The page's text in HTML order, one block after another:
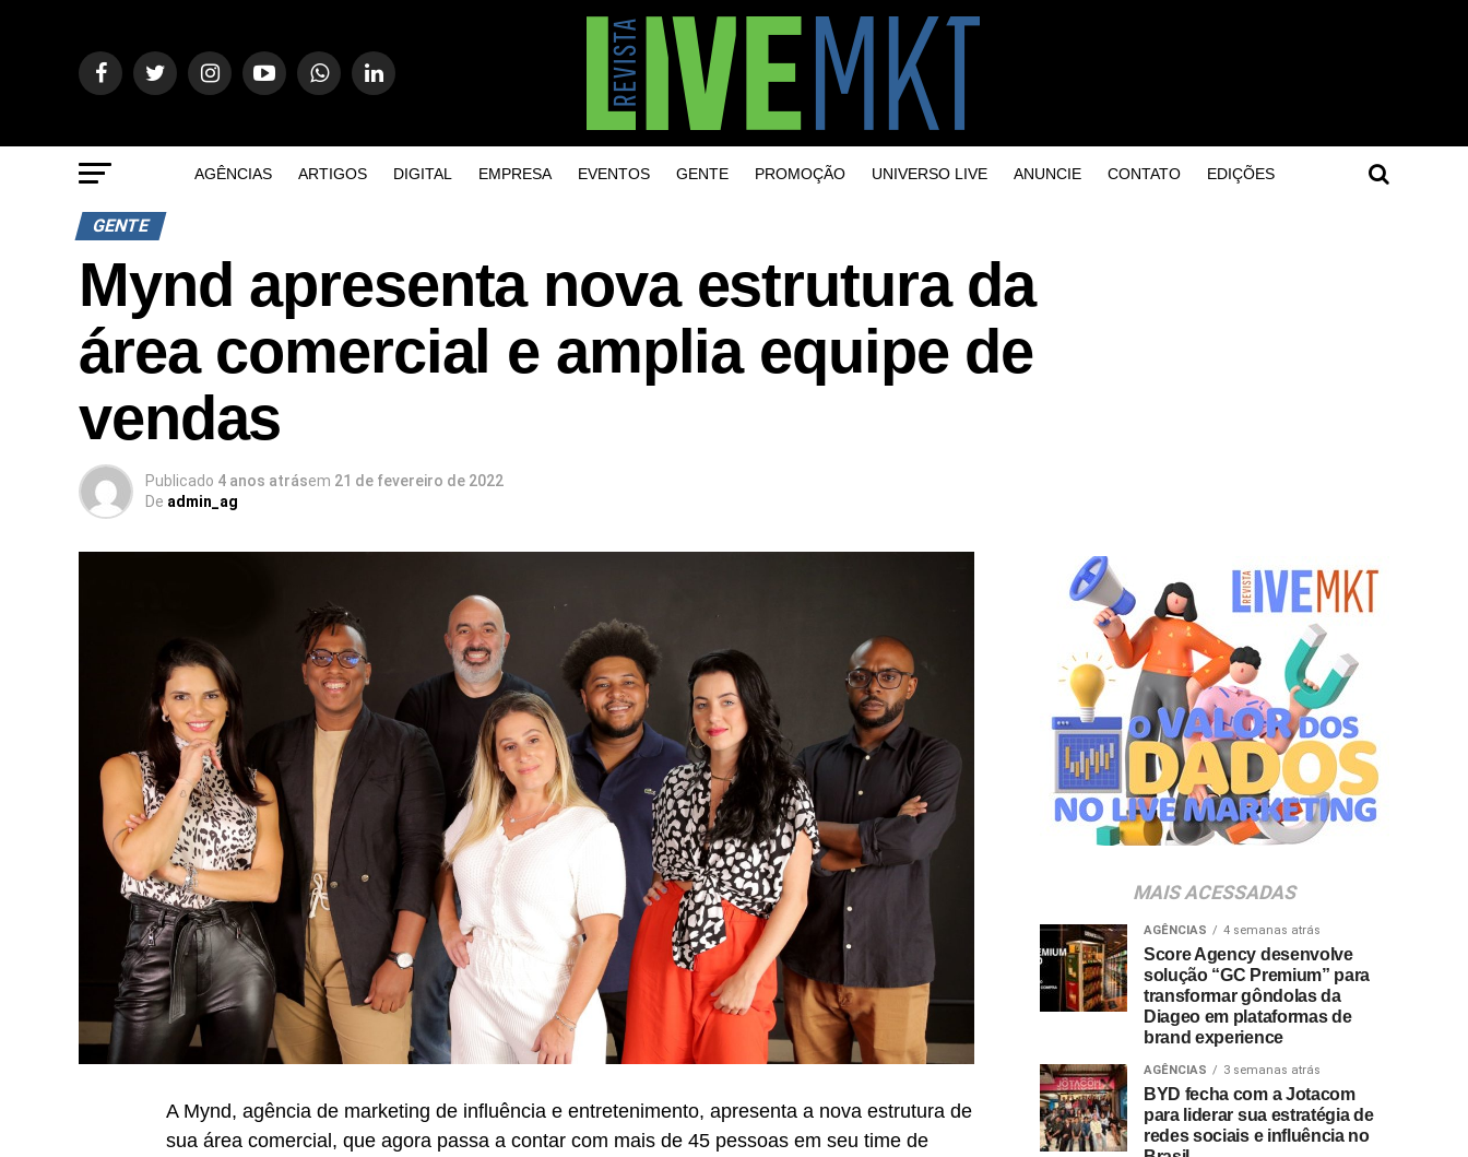
AGÊNCIAS ARTIGOS DIGITAL EMPRESA EVENTOS GENTE PROMOÇÃO UNIVERSO LIVE ANUNCIE CONTATO EDIÇÕES
GENTE
Mynd apresenta nova estrutura da
área comercial e amplia equipe de
vendas
Publicado 4 anos atrásem 21 de fevereiro de 2022
De admin_ag
A Mynd, agência de marketing de influência e entretenimento, apresenta a nova estrutura de
sua área comercial, que agora passa a contar com mais de 45 pessoas em seu time de
MAIS ACESSADAS
AGÊNCIAS 4 semanas atrás
Score Agency desenvolve
solução “GC Premium” para
transformar gôndolas da
Diageo em plataformas de
brand experience
AGÊNCIAS 3 semanas atrás
BYD fecha com a Jotacom
para liderar sua estratégia de
redes sociais e influência no